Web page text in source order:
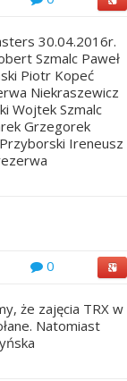
30.04.2016r.
Szmalc Paweł
Piotr Kopeć
Niekraszewicz
Wojtek Szmalc
Grzegorek
Ireneusz
0
że zajęcia TRX w
Natomiast